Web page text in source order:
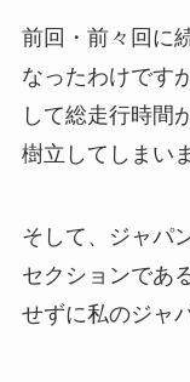
前回・前々回に
なったわけです
して総走行時間
樹立してしまい
そして、ジャパ
セクションであ
せずに私のジャ